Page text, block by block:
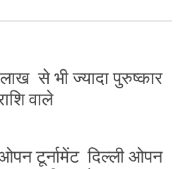
से भी ज्यादा पुरुष्कार
वाले
टूर्नामेंट दिल्ली ओपन